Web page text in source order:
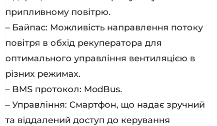
припливному повітрю.
– Байпас: Можливість направлення потоку
повітря в обхід рекуператора для
оптимального управління вентиляцією в
різних режимах.
– BMS протокол: ModBus.
– Управління: Смартфон, що надає зручний
та віддалений доступ до керування